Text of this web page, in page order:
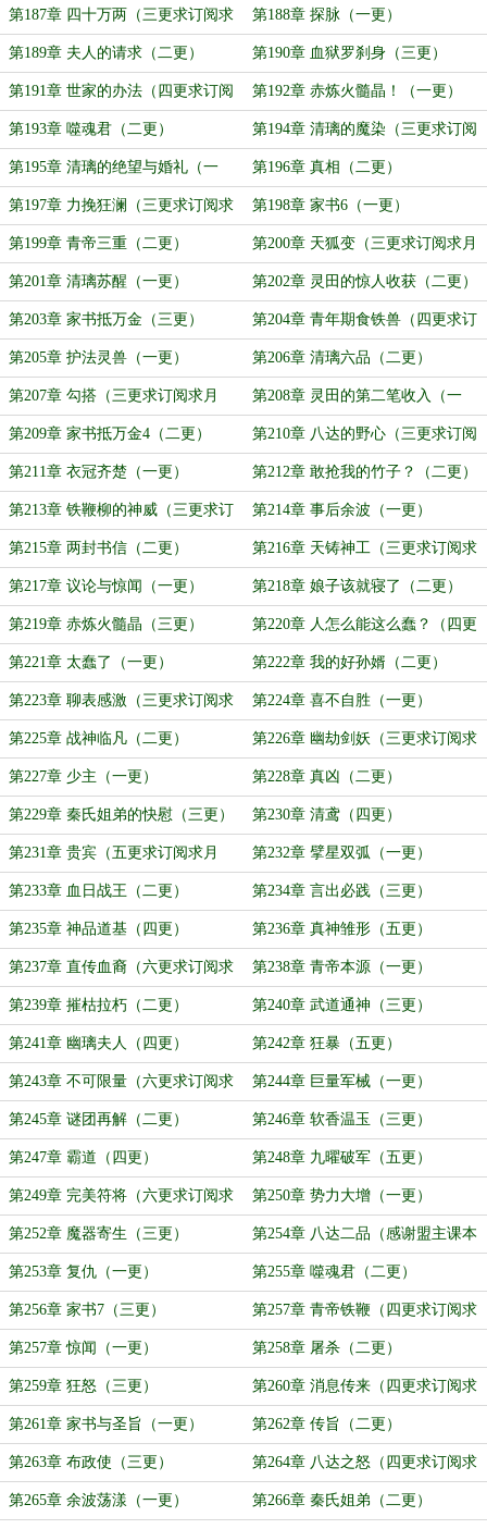
第187章 四十万两（三更求订阅求
月票）
第188章 探脉（一更）
第189章 夫人的请求（二更） 第190章 血狱罗刹身（三更）
第191章 世家的办法（四更求订阅
求月票）
第192章 赤炼火髓晶！（一更）
第193章 噬魂君（二更） 第194章 清璃的魔染（三更求订阅
求月票）
第195章 清璃的绝望与婚礼（一
更）
第196章 真相（二更）
第197章 力挽狂澜（三更求订阅求
月票）
第198章 家书6（一更）
第199章 青帝三重（二更） 第200章 天狐变（三更求订阅求月
票）
第201章 清璃苏醒（一更） 第202章 灵田的惊人收获（二更）
第203章 家书抵万金（三更） 第204章 青年期食铁兽（四更求订
阅求月票）
第205章 护法灵兽（一更） 第206章 清璃六品（二更）
第207章 勾搭（三更求订阅求月
票）
第208章 灵田的第二笔收入（一
更）
第209章 家书抵万金4（二更） 第210章 八达的野心（三更求订阅
求月票）
第211章 衣冠齐楚（一更） 第212章 敢抢我的竹子？（二更）
第213章 铁鞭柳的神威（三更求订
阅求月票）
第214章 事后余波（一更）
第215章 两封书信（二更） 第216章 天铸神工（三更求订阅求
月票）
第217章 议论与惊闻（一更） 第218章 娘子该就寝了（二更）
第219章 赤炼火髓晶（三更） 第220章 人怎么能这么蠢？（四更
求订阅求月票）
第221章 太蠢了（一更） 第222章 我的好孙婿（二更）
第223章 聊表感激（三更求订阅求
月票）
第224章 喜不自胜（一更）
第225章 战神临凡（二更） 第226章 幽劫剑妖（三更求订阅求
月票）
第227章 少主（一更） 第228章 真凶（二更）
第229章 秦氏姐弟的快慰（三更） 第230章 清鸢（四更）
第231章 贵宾（五更求订阅求月
票）
第232章 擘星双弧（一更）
第233章 血日战王（二更） 第234章 言出必践（三更）
第235章 神品道基（四更） 第236章 真神雏形（五更）
第237章 直传血裔（六更求订阅求
月票！）
第238章 青帝本源（一更）
第239章 摧枯拉朽（二更） 第240章 武道通神（三更）
第241章 幽璃夫人（四更） 第242章 狂暴（五更）
第243章 不可限量（六更求订阅求
月票）
第244章 巨量军械（一更）
第245章 谜团再解（二更） 第246章 软香温玉（三更）
第247章 霸道（四更） 第248章 九曜破军（五更）
第249章 完美符将（六更求订阅求
月票）
第250章 势力大增（一更）
第252章 魔器寄生（三更） 第254章 八达二品（感谢盟主课本
打开三十四页）
第253章 复仇（一更） 第255章 噬魂君（二更）
第256章 家书7（三更） 第257章 青帝铁鞭（四更求订阅求
月票）
第257章 惊闻（一更） 第258章 屠杀（二更）
第259章 狂怒（三更） 第260章 消息传来（四更求订阅求
月票）
第261章 家书与圣旨（一更） 第262章 传旨（二更）
第263章 布政使（三更） 第264章 八达之怒（四更求订阅求
月票）
第265章 余波荡漾（一更） 第266章 秦氏姐弟（二更）